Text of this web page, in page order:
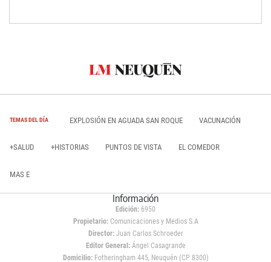
TEMAS DEL DÍA EXPLOSIÓN EN AGUADA SAN ROQUE VACUNACIÓN
+SALUD +HISTORIAS PUNTOS DE VISTA EL COMEDOR
MAS E
Información
Edición: 6950
Propietario:Comunicaciones y Medios S.A
Director: Juan Carlos Schroeder
Editor General:Ángel Casagrande
Domicilio:Fotheringham 445, Neuquén (CP 8300)